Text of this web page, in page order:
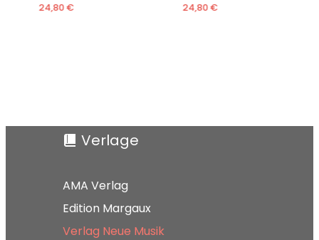
24,80 €
24,80 €
Verlage
AMA Verlag
Edition Margaux
Verlag Neue Musik